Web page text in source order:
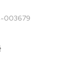
003679